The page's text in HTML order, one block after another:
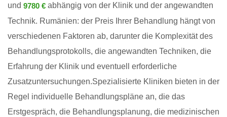
und 9780 € abhängig von der Klinik und der angewandten
Technik. Rumänien: der Preis Ihrer Behandlung hängt von
verschiedenen Faktoren ab, darunter die Komplexität des
Behandlungsprotokolls, die angewandten Techniken, die
Erfahrung der Klinik und eventuell erforderliche
Zusatzuntersuchungen.Spezialisierte Kliniken bieten in der
Regel individuelle Behandlungspläne an, die das
Erstgespräch, die Behandlungsplanung, die medizinischen